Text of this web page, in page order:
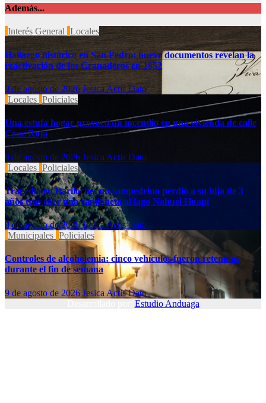
Además...
Interés General Locales
Hallazgo histórico en San Pedro: nueve documentos revelan la
reactivación de los Granaderos en 1852
9 de agosto de 2026 Jesica Actis Dato
Locales Policiales
Una estufa hogar provocó un incendio en una vivienda de calle
Cruz Roja
9 de agosto de 2026 Jesica Actis Dato
Locales Policiales
Tragedia en Bariloche: un sampedrino perdió a su hija de 3
años tras caer una camioneta al lago Nahuel Huapi
9 de agosto de 2026Jesica Actis Dato
Municipales Policiales
Controles de alcoholemia: cinco vehículos fueron retenidos
durante el fin de semana
9 de agosto de 2026 Jesica Actis Dato
Estudio Anduaga